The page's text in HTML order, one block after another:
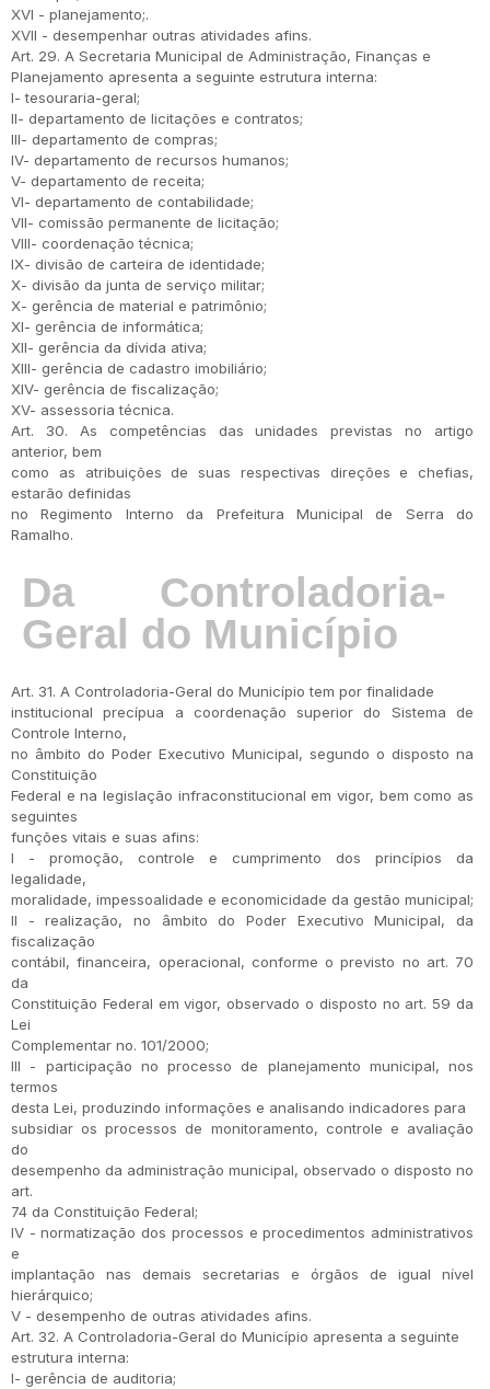
XVI - planejamento;.
XVII - desempenhar outras atividades afins.
Art. 29. A Secretaria Municipal de Administração, Finanças e
Planejamento apresenta a seguinte estrutura interna:
I- tesouraria-geral;
II- departamento de licitações e contratos;
III- departamento de compras;
IV- departamento de recursos humanos;
V- departamento de receita;
VI- departamento de contabilidade;
VII- comissão permanente de licitação;
VIII- coordenação técnica;
IX- divisão de carteira de identidade;
X- divisão da junta de serviço militar;
X- gerência de material e patrimônio;
XI- gerência de informática;
XII- gerência da dívida ativa;
XIII- gerência de cadastro imobiliário;
XIV- gerência de fiscalização;
XV- assessoria técnica.
Art. 30. As competências das unidades previstas no artigo
anterior, bem
como as atribuições de suas respectivas direções e chefias,
estarão definidas
no Regimento Interno da Prefeitura Municipal de Serra do
Ramalho.
Da Controladoria-
Geral do Município
Art. 31. A Controladoria-Geral do Município tem por finalidade
institucional precípua a coordenação superior do Sistema de
Controle Interno,
no âmbito do Poder Executivo Municipal, segundo o disposto na
Constituição
Federal e na legislação infraconstitucional em vigor, bem como as
seguintes
funções vitais e suas afins:
I - promoção, controle e cumprimento dos princípios da
legalidade,
moralidade, impessoalidade e economicidade da gestão municipal;
II - realização, no âmbito do Poder Executivo Municipal, da
fiscalização
contábil, financeira, operacional, conforme o previsto no art. 70
da
Constituição Federal em vigor, observado o disposto no art. 59 da
Lei
Complementar no. 101/2000;
III - participação no processo de planejamento municipal, nos
termos
desta Lei, produzindo informações e analisando indicadores para
subsidiar os processos de monitoramento, controle e avaliação
do
desempenho da administração municipal, observado o disposto no
art.
74 da Constituição Federal;
IV - normatização dos processos e procedimentos administrativos
e
implantação nas demais secretarias e órgãos de igual nível
hierárquico;
V - desempenho de outras atividades afins.
Art. 32. A Controladoria-Geral do Município apresenta a seguinte
estrutura interna:
I- gerência de auditoria;